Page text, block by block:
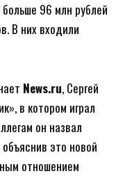
96 млн рублей
В них входили
News.ru, Сергей
в котором играл
он назвал
это новой
отношением